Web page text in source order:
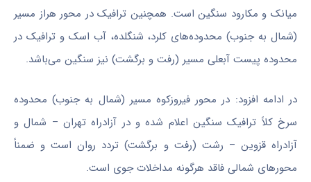
میانکو مکارود سنگین است. همچنین ترافیک در محور هراز مسیر
(شمال به جنوب) محدوده‌هایکلرد، شنگلده، آب اسکو ترافیک در
محدوده پیست آبعلی مسیر (رفت و برگشت) نیز سنگین می‌باشد.
در ادامه افزود: در محور فیروزکوه مسیر (شمال به جنوب) محدوده
سرخ کلاً ترافیک سنگین اعلام شده و در آزادراه تهران – شمال و
آزادراه قزوین – رشت (رفت و برگشت) تردد روان است و ضمناً
محورهای شمالی فاقد هرگونه مداخلات جوی است.